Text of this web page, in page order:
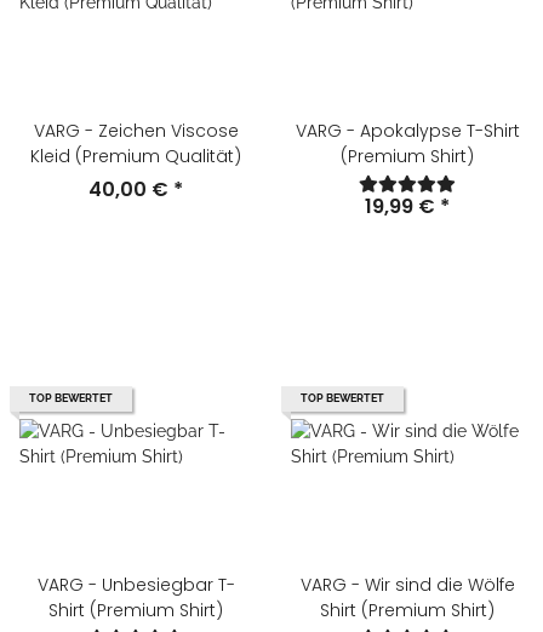
VARG - Zeichen Viscose
Kleid (Premium Qualität)
40,00 € *
VARG - Apokalypse T-Shirt
(Premium Shirt)
19,99 € *
TOP BEWERTET
VARG - Unbesiegbar T-
Shirt (Premium Shirt)
TOP BEWERTET
VARG - Wir sind die Wölfe
Shirt (Premium Shirt)